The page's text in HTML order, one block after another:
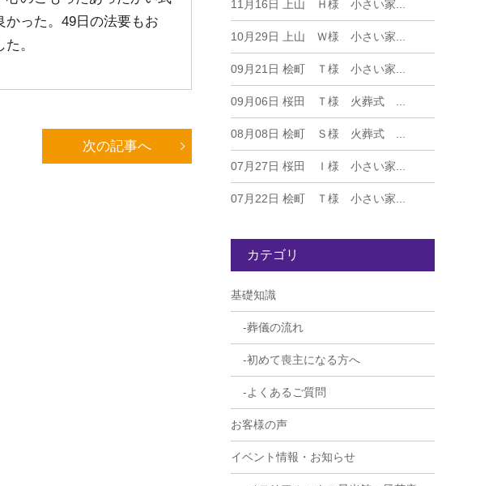
った。49日の法要もお
。
次の記事へ
11月16日 上山 Ｈ様 小さい家...
10月29日 上山 Ｗ様 小さい家...
09月21日 桧町 Ｔ様 小さい家...
09月06日 桜田 Ｔ様 火葬式 ...
08月08日 桧町 Ｓ様 火葬式 ...
07月27日 桜田 Ｉ様 小さい家...
07月22日 桧町 Ｔ様 小さい家...
カテゴリ
基礎知識
葬儀の流れ
初めて喪主になる方へ
よくあるご質問
お客様の声
イベント情報・お知らせ